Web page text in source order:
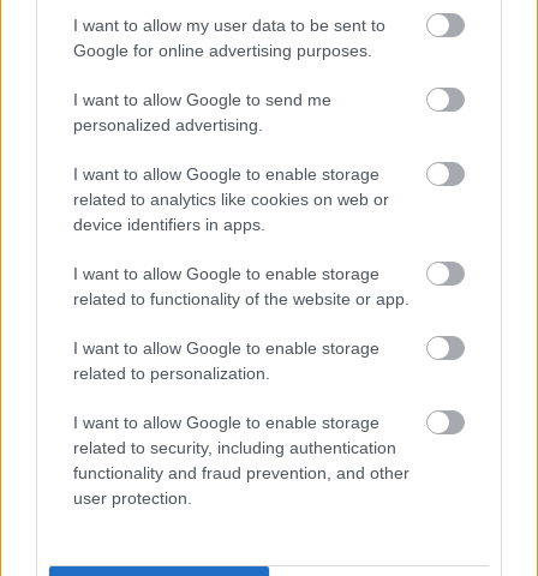
I want to allow my user data to be sent to
Google for online advertising purposes.
I want to allow Google to send me
personalized advertising.
I want to allow Google to enable storage
related to analytics like cookies on web or
device identifiers in apps.
I want to allow Google to enable storage
related to functionality of the website or app.
I want to allow Google to enable storage
related to personalization.
I want to allow Google to enable storage
related to security, including authentication
functionality and fraud prevention, and other
user protection.
meghatalmazott útján bármely helyi
választási irodában
benyújtható a kérelem. A
személyesen megjelenő kérelmező szóban,
a kézbesítési meghatalmazott a kérelmező
által kitöltött nyomtatvány leadásával
terjesztheti elő a kérelmet.
Postai úton bármely helyi választási
irodának címzett levélben nyújtható be a
kérelem nyomtatványon.
Érdemes lehet megadni a kapucsengő vagy a
kórházi szoba számát is